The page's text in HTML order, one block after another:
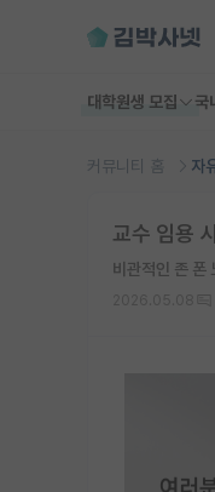
대학원생 모집 국
커뮤니티 홈 자
교수 임용
비관적인 존 폰